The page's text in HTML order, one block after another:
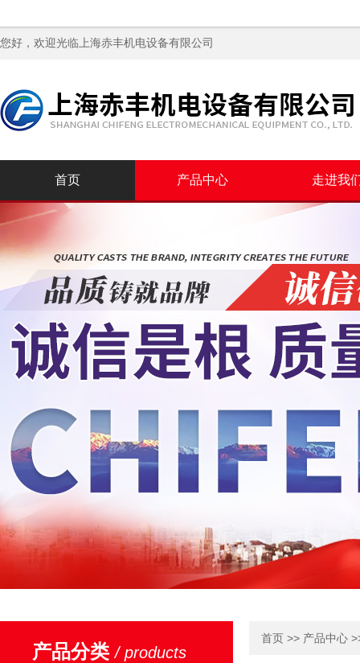
您好，欢迎光临上海赤丰机电设备有限公司
首页 产品中心 走进我
产品分类/ products
首页 >> 产品中心